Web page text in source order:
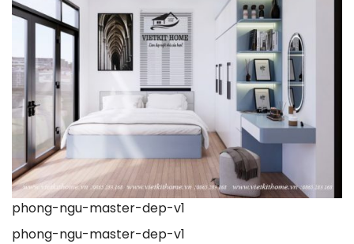
phong-ngu-master-dep-v1
phong-ngu-master-dep-v1